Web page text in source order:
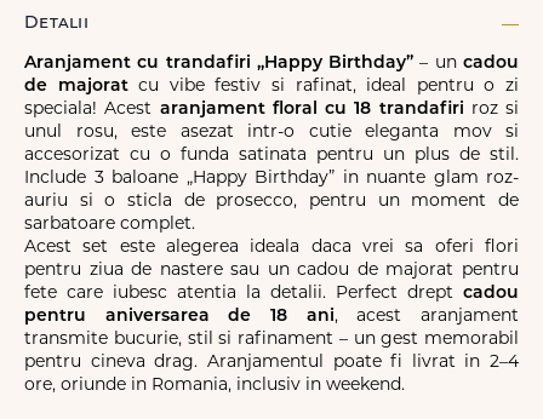
Detalii
Aranjament cu trandafiri „Happy Birthday” – uncadou
de majoratcu vibe festiv si rafinat, ideal pentru o zi
speciala! Acest aranjament floral cu 18 trandafiri roz si
unul rosu, este asezat intr-o cutie eleganta mov si
accesorizat cu o funda satinata pentru un plus de stil.
Include 3 baloane „Happy Birthday” in nuante glam roz-
auriu si o sticla de prosecco, pentru un moment de
sarbatoare complet.
Acest set este alegerea ideala daca vrei sa oferi flori
pentru ziua de nastere sau un cadou de majorat pentru
fete care iubesc atentia la detalii. Perfect drept cadou
pentru aniversarea de 18 ani, acest aranjament
transmite bucurie, stil si rafinament – un gest memorabil
pentru cineva drag. Aranjamentul poate fi livrat in 2–4
ore, oriunde in Romania, inclusiv in weekend.